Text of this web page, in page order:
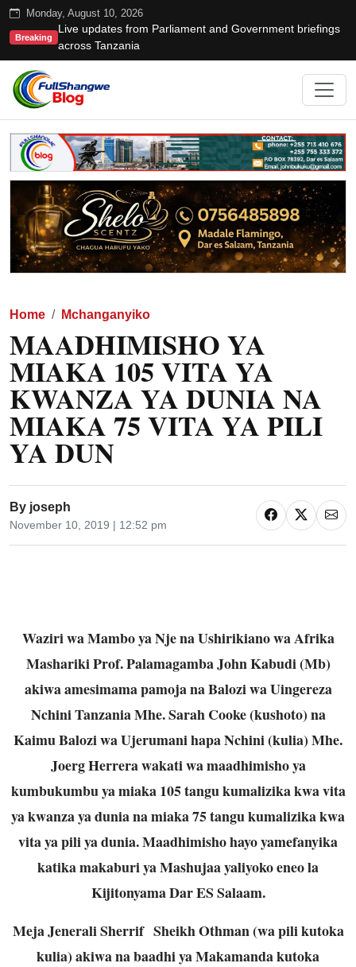
Monday, August 10, 2026
Breaking
Live updates from Parliament and Government briefings
across Tanzania
Home Mchanganyiko
MAADHIMISHO YA
MIAKA 105 VITA YA
KWANZA YA DUNIA NA
MIAKA 75 VITA YA PILI
YA DUN
By joseph
November 10, 2019 | 12:52 pm
Waziri wa Mambo ya Nje na Ushirikiano wa Afrika
Mashariki Prof. Palamagamba John Kabudi (Mb)
akiwa amesimama pamoja na Balozi wa Uingereza
Nchini Tanzania Mhe. Sarah Cooke (kushoto) na
Kaimu Balozi wa Ujerumani hapa Nchini (kulia) Mhe.
Joerg Herrera wakati wa maadhimisho ya
kumbukumbu ya miaka 105 tangu kumalizika kwa vita
ya kwanza ya dunia na miaka 75 tangu kumalizika kwa
vita ya pili ya dunia. Maadhimisho hayo yamefanyika
katika makaburi ya Mashujaa yaliyoko eneo la
Kijitonyama Dar ES Salaam.
Meja Jenerali Sherrif Sheikh Othman (wa pili kutoka
kulia) akiwa na baadhi ya Makamanda kutoka